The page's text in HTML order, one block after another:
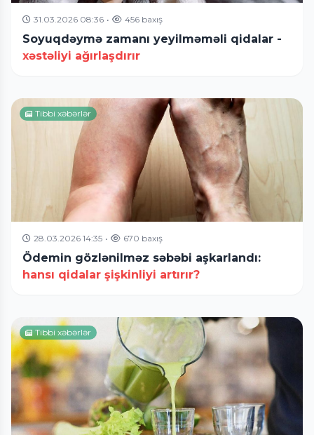
31.03.2026 08:36 • 456 baxış
Soyuqdəymə zamanı yeyilməməli qidalar -
xəstəliyi ağırlaşdırır
Tibbi xəbərlər
28.03.2026 14:35 • 670 baxış
Ödemin gözlənilməz səbəbi aşkarlandı:
hansı qidalar şişkinliyi artırır?
Tibbi xəbərlər